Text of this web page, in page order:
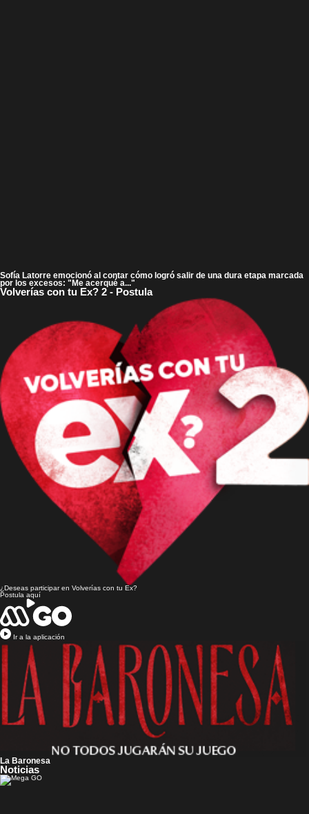
Sofía Latorre emocionó al contar cómo logró salir de una dura etapa marcada
por los excesos: "Me acerqué a..."
Volverías con tu Ex? 2 - Postula
¿Deseas participar en Volverías con tu Ex?
Postula aquí
Ir a la aplicación
La Baronesa
Noticias